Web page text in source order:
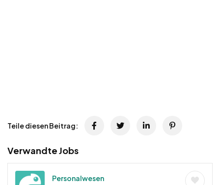
Teile diesen Beitrag:
Verwandte Jobs
Personalwesen